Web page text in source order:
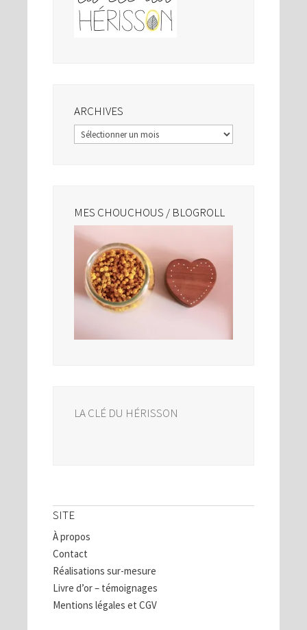
ARCHIVES
Archives
MES CHOUCHOUS / BLOGROLL
LA CLÉ DU HÉRISSON
SITE
À propos
Contact
Réalisations sur-mesure
Livre d’or – témoignages
Mentions légales et CGV